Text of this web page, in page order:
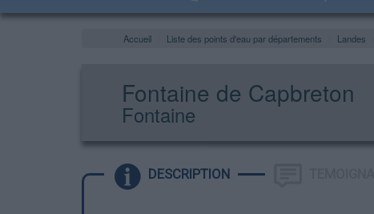
Accueil Liste des points d'eau par départements Landes
Fontaine de Capbreton
Fontaine
DESCRIPTION